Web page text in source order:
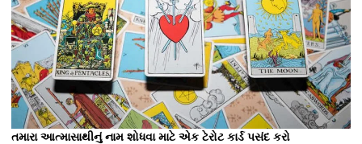
તમારા આત્માસાથીનું નામ શોધવા માટે એક ટેરોટ કાર્ડ પસંદ કરો